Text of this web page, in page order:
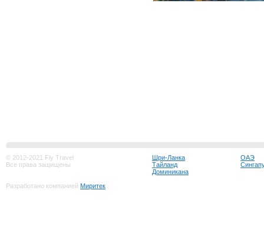
© 2012-2021 Fly Travel
Все права защищены
Разработано компанией Миритек
Шри-Ланка
Тайланд
Доминикана
ОАЭ